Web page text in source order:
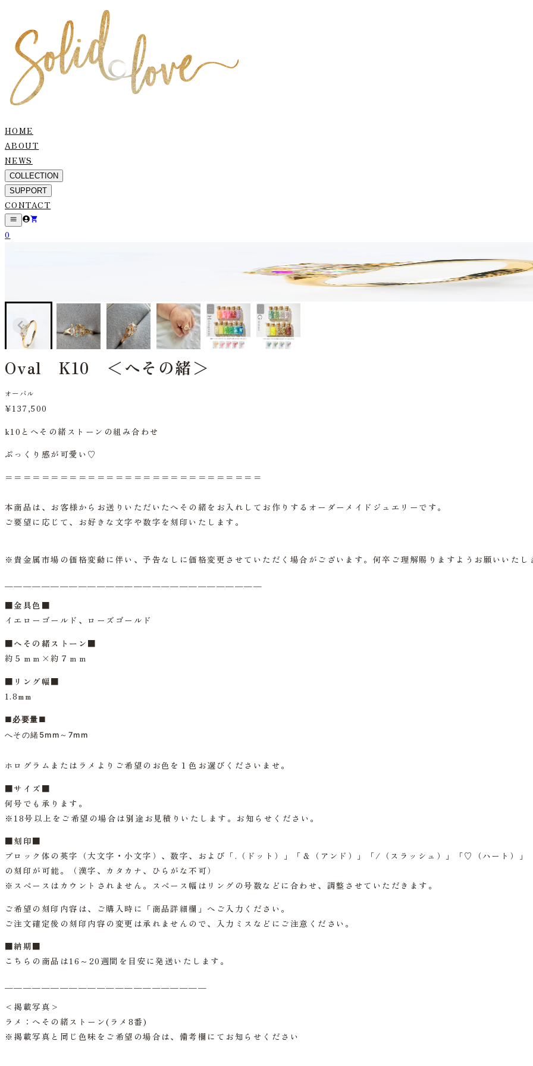
HOME
ABOUT
NEWS
COLLECTION
SUPPORT
CONTACT
0
Oval K10 ＜へその緒＞
オーバル
¥137,500
k10とへその緒ストーンの組み合わせ
ぷっくり感が可愛い♡
＝＝＝＝＝＝＝＝＝＝＝＝＝＝＝＝＝＝＝＝＝＝＝＝＝＝＝＝
本商品は、お客様からお送りいただいたへその緒をお入れしてお作りするオーダーメイドジュエリーです。
ご要望に応じて、お好きな文字や数字を刻印いたします。
※貴金属市場の価格変動に伴い、予告なしに価格変更させていただく場合がございます。何卒ご理解賜りますようお願いいたし
■金具色 ■
イエローゴールド、ローズゴールド
■へその緒ストーン■
約５ｍｍ×約７ｍｍ
■リング幅■
1.8mm
■必要量■
へその緒5mm～7mm
ホログラムまたはラメよりご希望のお色を１色お選びくださいませ。
■サイズ■
何号でも承ります。
※18号以上をご希望の場合は別途お見積りいたします。お知らせください。
■刻印■
ブロック体の英字（大文字・小文字）、数字、および「.（ドット）」「＆（アンド）」「/（スラッシュ）」「♡（ハート）
の刻印が可能。（漢字、カタカナ、ひらがな不可）
※スペースはカウントされません。スペース幅はリングの号数などに合わせ、調整させていただきます。
ご希望の刻印内容は、ご購入時に「商品詳細欄」へご入力ください。
ご注文確定後の刻印内容の変更は承れませんので、入力ミスなどにご注意ください。
■納期■
こちらの商品は16～20週間を目安に発送いたします。
<掲載写真>
ラメ：へその緒ストーン(ラメ8番)
※掲載写真と同じ色味をご希望の場合は、備考欄にてお知らせください